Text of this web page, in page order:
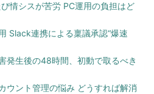
情シスが苦労 PC運用の負担はど
Slack連携による稟議承認“爆速
発生後の48時間、初動で取るべき
ウント管理の悩み どうすれば解消